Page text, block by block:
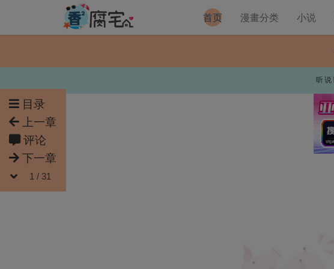
首页 漫畫分类 小说
目录
上一章
评论
下一章